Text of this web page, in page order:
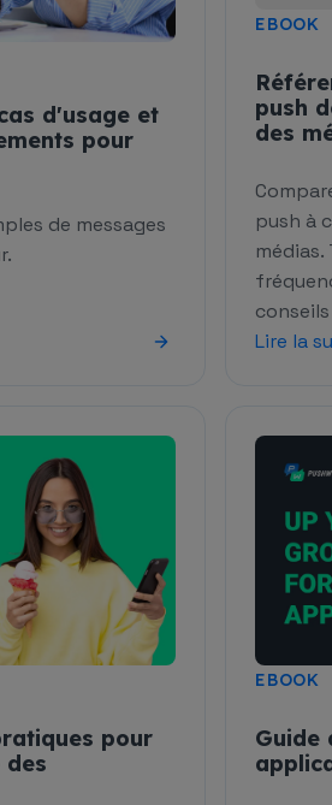
d'usage et
pour
de messages
EBOOK
push
des
push à
Lire la
pour
des
EBOOK
Guide